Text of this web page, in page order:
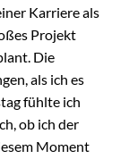
Karriere als
Projekt
Die
als ich es
fühlte ich
ob ich der
Moment